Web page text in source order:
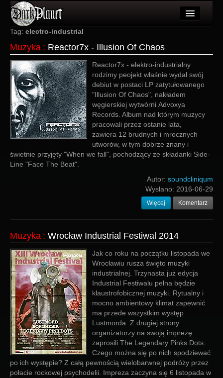
Artykuły
Użytkownicy
Wydarzenia
Galeria
Forum
Więcej
Tag: electro-industrial
Muzyka : Reactor7x - Illusion Of Chaos
Reactor7x - elektro-industrialny
rodzimy peojekt właśnie wydał swój
debiut w postaci LP zatytułowanego
"Illusion Of Chaos", nakładem
węgierskiej wytwórni Advoxya
Records. Album nad którym muzycy
pracowali przez ostanie lata,
zawiera 12 brudnych i mrocznych
utworów, w tym dobrze znany i
świetnie przyjęty "When we fall", pochodzący ze składanki Side-
Line "Face The Beat".
Autor: soundcliniqum
Wysłano: 2016-06-29
Więcej Komentarz
Muzyka : Wrocław Industrial Festiwal 2014
Jak co roku na początku listopada we
Wrocławiu rusza święto muzyki
industrialnej. Trzynasta już edycja
Industrial Festiwalu pełna będzie
klaustrofobicznej muzyki. Rytualny i
mocno ambientowy klimat zapewnić
ma przede wszystkim występ
Lustmorda. Z drugiej strony
organizatorzy na swoją imprezę
zaprosili The Legendary Pinks Dots.
Czego można się po nich spodziewać
po ich występie? Z całą pewnością wielobarwnej podróży przez
połacie rockowej psychodelii. Impreza zaczyna się 6 listopada w